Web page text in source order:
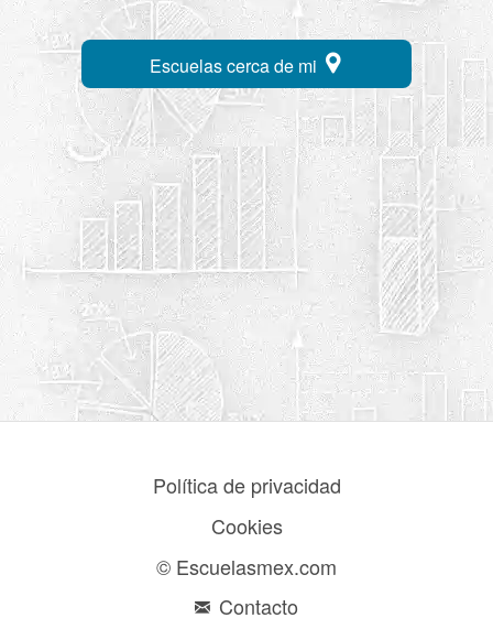
Escuelas cerca de mi
Política de privacidad
Cookies
© Escuelasmex.com
Contacto